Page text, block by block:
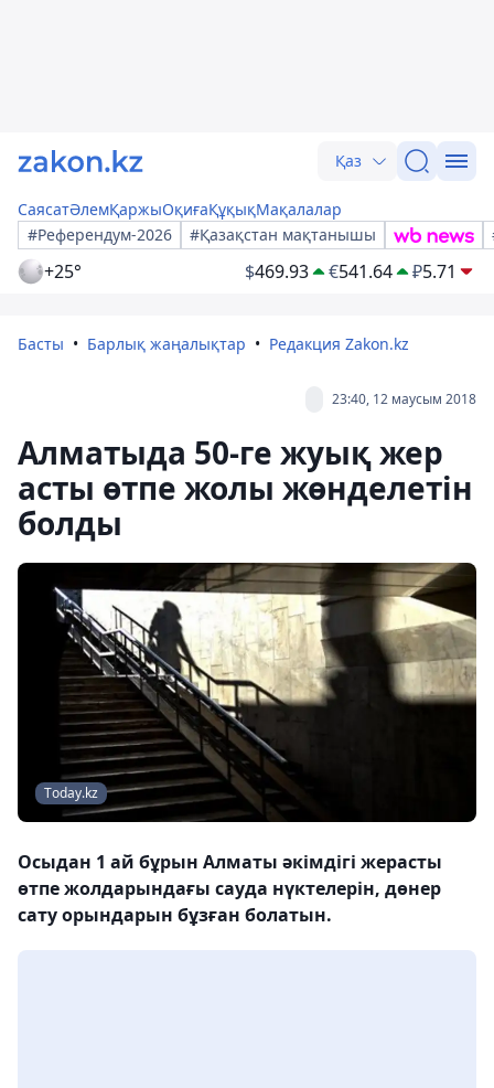
Қаз
СаясатӘлемҚаржыОқиғаҚұқықМақалалар
#Референдум-2026
#Қазақстан мақтанышы
+25° $469.93 €541.64 ₽5.71
Басты Барлық жаңалықтар Редакция Zakon.kz
23:40, 12 маусым 2018
Алматыда 50-ге жуық жер
асты өтпе жолы жөнделетін
болды
Тoday.kz
Осыдан 1 ай бұрын Алматы әкімдігі жерасты
өтпе жолдарындағы сауда нүктелерін, дөнер
сату орындарын бұзған болатын.